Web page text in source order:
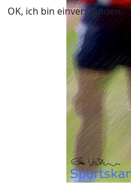
OK, ich bin einverstanden.